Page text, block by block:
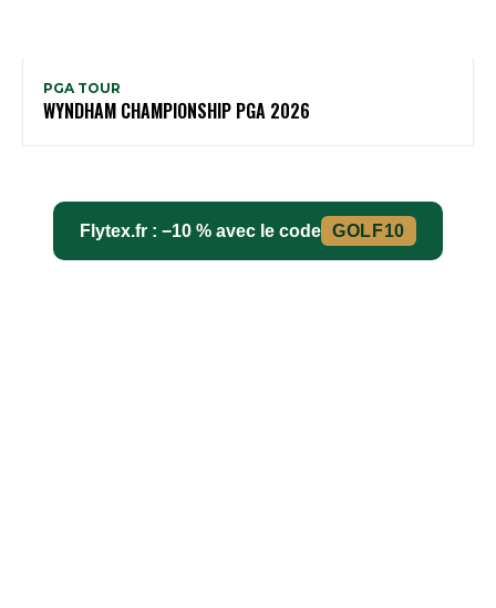
PGA TOUR
WYNDHAM CHAMPIONSHIP PGA 2026
Flytex.fr : −10 % avec le code GOLF10